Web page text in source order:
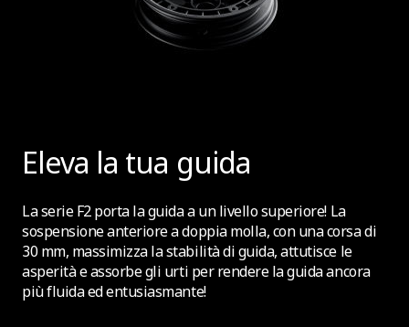
Eleva la tua guida
La serie F2 porta la guida a un livello superiore! La
sospensione anteriore a doppia molla, con una corsa di
30 mm, massimizza la stabilità di guida, attutisce le
asperità e assorbe gli urti per rendere la guida ancora
più fluida ed entusiasmante!